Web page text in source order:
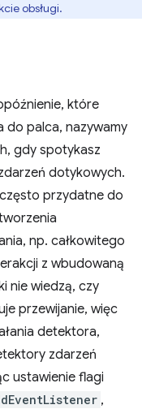
obsługi.
które
do palca, nazywamy
gdy spotykasz
dotykowych.
przydatne do
np. całkowitego
z wbudowaną
nie wiedzą, czy
przewijanie, więc
detektora,
zdarzeń
ustawienie flagi
,